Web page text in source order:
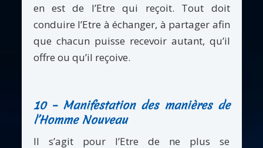
en est de l’Etre qui reçoit. Tout doit
conduire l’Etre à échanger, à partager afin
que chacun puisse recevoir autant, qu’il
offre ou qu’il reçoive.
10 – Manifestation des manières de
l’Homme Nouveau
Il s’agit pour l’Etre de ne plus se